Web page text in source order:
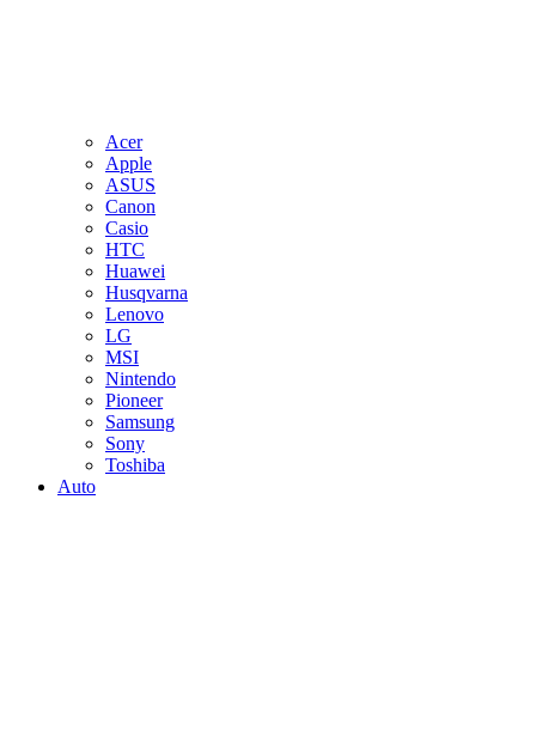
Acer
Apple
ASUS
Canon
Casio
HTC
Huawei
Husqvarna
Lenovo
LG
MSI
Nintendo
Pioneer
Samsung
Sony
Toshiba
Auto